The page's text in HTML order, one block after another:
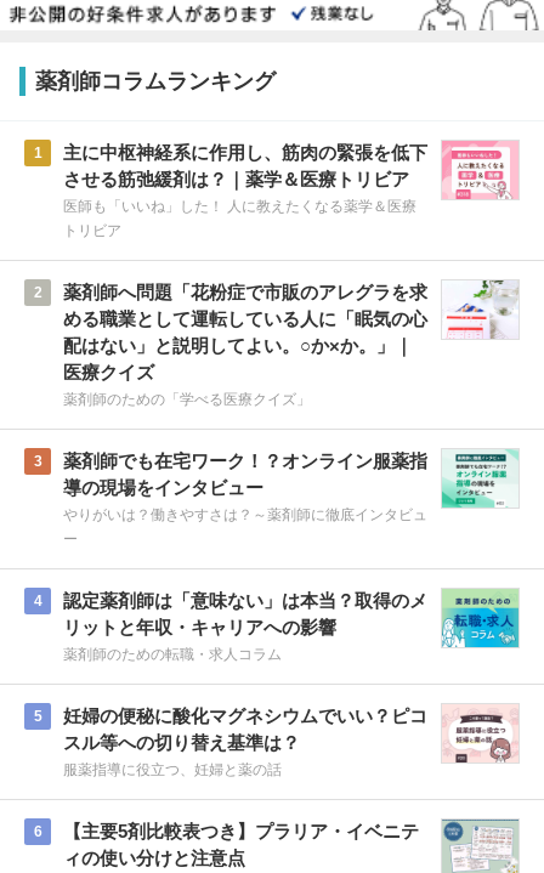
薬剤師コラムランキング
1
主に中枢神経系に作用し、筋肉の緊張を低下
させる筋弛緩剤は？｜薬学＆医療トリビア
医師も「いいね」した！ 人に教えたくなる薬学＆医療
トリビア
2
薬剤師へ問題「花粉症で市販のアレグラを求
める職業として運転している人に「眠気の心
配はない」と説明してよい。○か×か。」｜
医療クイズ
薬剤師のための「学べる医療クイズ」
3
薬剤師でも在宅ワーク！？オンライン服薬指
導の現場をインタビュー
やりがいは？働きやすさは？～薬剤師に徹底インタビュ
ー
4
認定薬剤師は「意味ない」は本当？取得のメ
リットと年収・キャリアへの影響
薬剤師のための転職・求人コラム
5
妊婦の便秘に酸化マグネシウムでいい？ピコ
スル等への切り替え基準は？
服薬指導に役立つ、妊婦と薬の話
6
【主要5剤比較表つき】プラリア・イベニテ
ィの使い分けと注意点